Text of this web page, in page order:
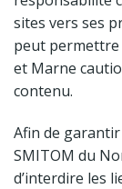
sites vers ses
peut permettre
et Marne
contenu.
Afin de garantir
SMITOM du
d’interdire les